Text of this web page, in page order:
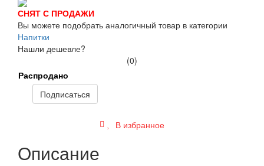
СНЯТ С ПРОДАЖИ
Вы можете подобрать аналогичный товар в категории
Напитки
Нашли дешевле?
(0)
Распродано
Подписаться
В избранное
Описание